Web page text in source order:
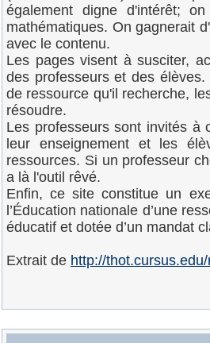
également digne d'intérêt;
mathématiques. On gagnerait
avec le contenu.
Les pages visent à susciter,
des professeurs et des
de ressource qu'il recherche,
résoudre.
Les professeurs sont invités à
leur enseignement et les
ressources. Si un professeur
a là l'outil rêvé.
Enfin, ce site constitue un
l’Éducation nationale d’une
éducatif et dotée d’un mandat
Extrait de http://